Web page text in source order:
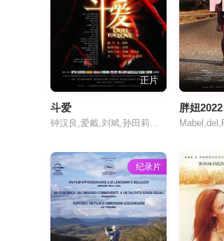
正片
斗爱
钟汉良,爱戴,刘斌,孙田莉子,章婷婷,黎宣,郑逸桐
胖妞2022
纪录片